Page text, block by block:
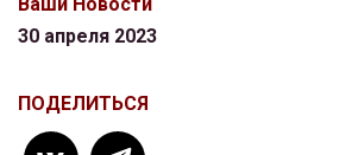
30 апреля 2023
ПОДЕЛИТЬСЯ